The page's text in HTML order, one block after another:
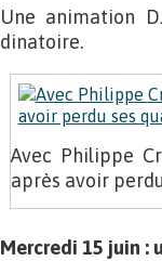
Une animation
dinatoire.
Avec Philippe
après avoir
Mercredi 15 juin :